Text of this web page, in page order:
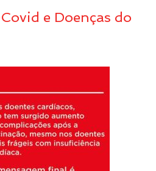
e Doenças do